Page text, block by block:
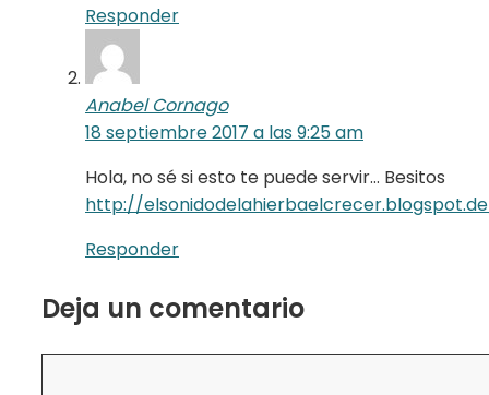
Responder
Anabel Cornago
18 septiembre 2017 a las 9:25 am
Hola, no sé si esto te puede servir… Besitos
http://
Responder
Deja un comentario